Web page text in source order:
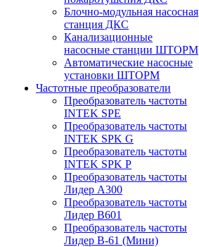
Блочно-модульная насосная
станция ДКС
Канализационные
насосные станции ШТОРМ
Автоматические насосные
установки ШТОРМ
Частотные преобразователи
Преобразователь частоты
INTEK SPE
Преобразователь частоты
INTEK SPK G
Преобразователь частоты
INTEK SPK P
Преобразователь частоты
Лидер А300
Преобразователь частоты
Лидер B601
Преобразователь частоты
Лидер В-61 (Мини)